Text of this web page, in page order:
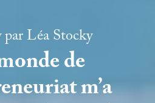
par Léa Stocky
de
m’a